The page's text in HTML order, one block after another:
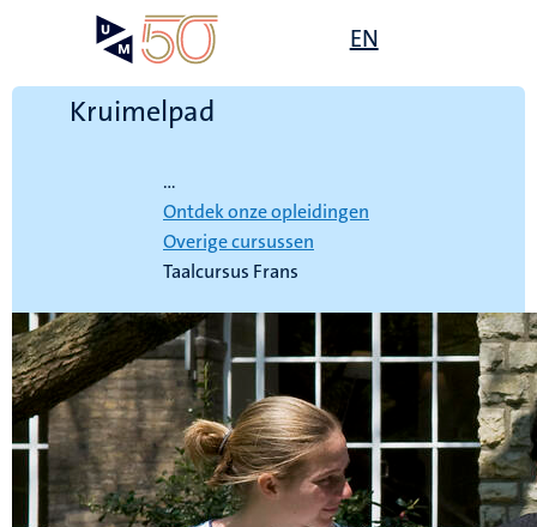
EN
the
Kruimelpad
...
Ontdek onze opleidingen
Overige cursussen
Taalcursus Frans